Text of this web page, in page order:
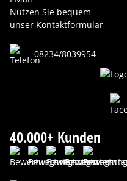
Nutzen Sie bequem
unser Kontaktformular
08234/8039954
40.000+ Kunden